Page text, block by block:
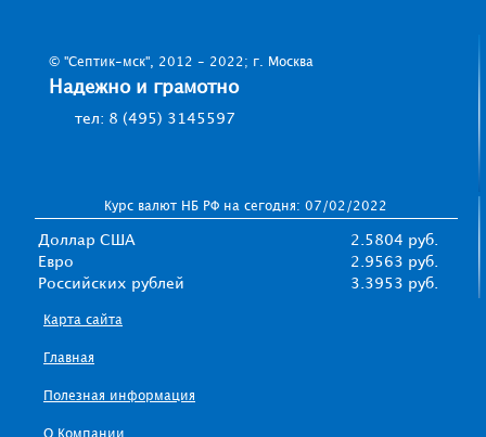
© "Септик-мск", 2012 - 2022; г. Москва
Надежно и грамотно
тел: 8 (495) 3145597
Курс валют НБ РФ на сегодня: 07/02/2022
Доллар США
2.5804 руб.
Евро
2.9563 руб.
Российских рублей
3.3953 руб.
Карта сайта
Главная
Полезная информация
О Компании